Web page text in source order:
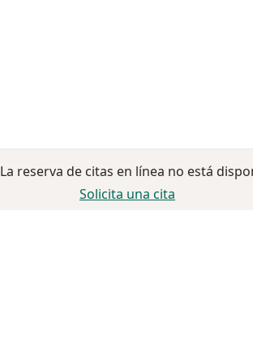
La reserva de citas en línea no está
Solicita una cita